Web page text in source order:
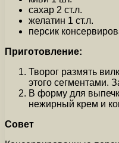
сахар 2 ст.л.
желатин 1 ст.л.
персик
Приготовление:
Творог размять
этого сегментами.
В форму для
нежирный крем и
Совет